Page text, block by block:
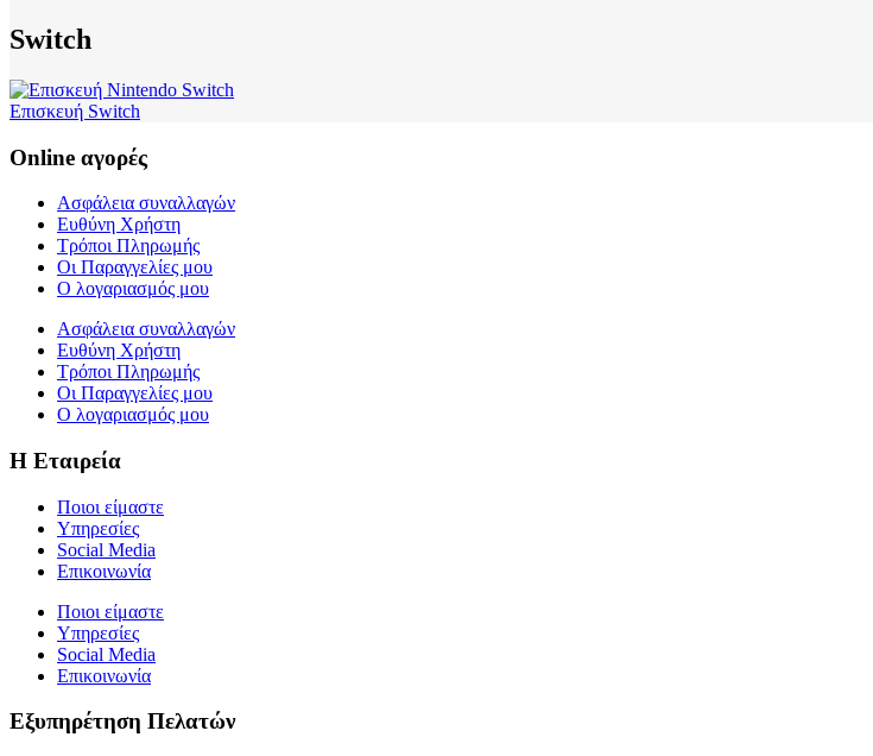
Switch
Επισκευή Switch
Online αγορές
Ασφάλεια συναλλαγών
Ευθύνη Χρήστη
Τρόποι Πληρωμής
Οι Παραγγελίες μου
Ο λογαριασμός μου
Ασφάλεια συναλλαγών
Ευθύνη Χρήστη
Τρόποι Πληρωμής
Οι Παραγγελίες μου
Ο λογαριασμός μου
Η Εταιρεία
Ποιοι είμαστε
Υπηρεσίες
Social Media
Επικοινωνία
Ποιοι είμαστε
Υπηρεσίες
Social Media
Επικοινωνία
Εξυπηρέτηση Πελατών